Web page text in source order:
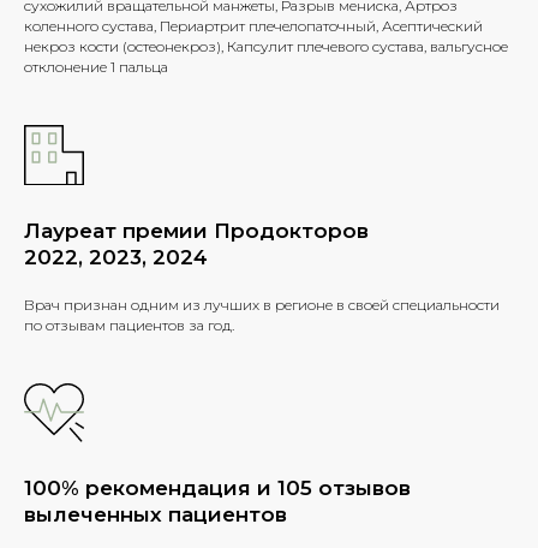
сухожилий вращательной манжеты, Разрыв мениска, Артроз
коленного сустава, Периартрит плечелопаточный, Асептический
некроз кости (остеонекроз), Капсулит плечевого сустава, вальгусное
отклонение 1 пальца
Лауреат премии Продокторов
2022, 2023, 2024
Врач признан одним из лучших в регионе в своей специальности
по отзывам пациентов за год.
100% рекомендация и 105 отзывов
вылеченных пациентов